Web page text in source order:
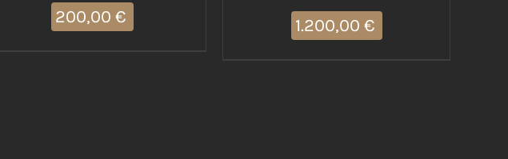
200,00 €
1.200,00 €